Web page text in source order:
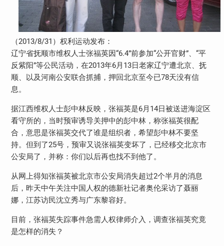
（2013/8/31）权利运动发布：
辽宁省抚顺市维权人士张福英因“6.4”前参加“公开官财”、“平
反紫阳”等公民活动，在2013年6月13日老家辽宁遭北京、抚
顺、以及河南公安联合抓捕，押回北京至今已78天没有信
息。
据江西维权人士彭中林反映，张福英是6月14日被送进海淀区
看守所的，当时预审诱导关押中的彭中林，称张福英很配
合，意思是张福英交代了谁是组织者，希望彭中林不要坚
持。但到了25号，预审又说张福英变坏了，已经移交北京市
公安局了，并称：你们以后再也找不到他了。
从网上得知张福英被北京市公安局消失超过2个半月的消息
后，昨天中午关注中国人权的德新社记者奥伦采访了聂丽
娜，江苏访民沈立秀与广东黎容好。
目前，张福英失踪事件急需人权律师介入，调查张福英究竟
是怎样的消失？